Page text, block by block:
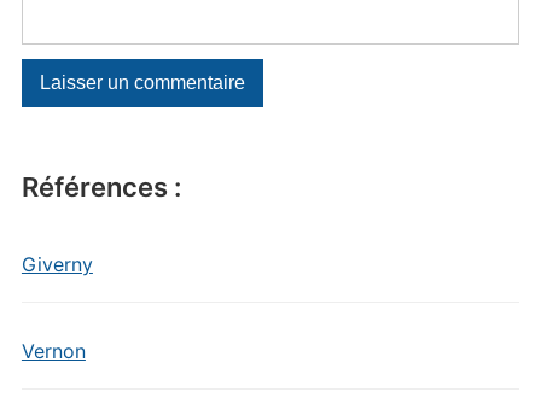
Références :
Giverny
Vernon